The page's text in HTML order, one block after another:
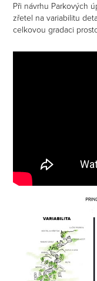
Při návrhu Parkových
zřetel na variabilitu
celkovou gradaci